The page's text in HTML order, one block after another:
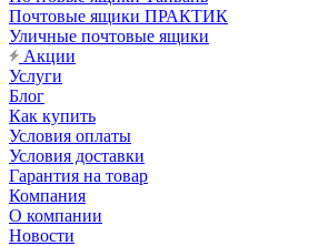
Почтовые ящики ПРАКТИК
Уличные почтовые ящики
Акции
Услуги
Блог
Как купить
Условия оплаты
Условия доставки
Гарантия на товар
Компания
О компании
Новости